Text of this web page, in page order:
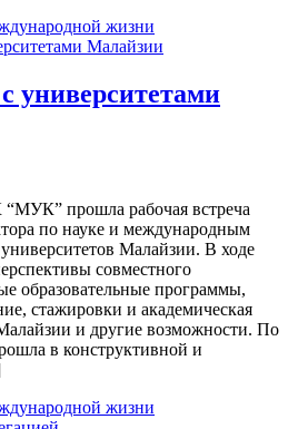
жизни
университетами
прошла рабочая встреча
по науке и международным
Малайзии. В ходе
совместного
образовательные программы,
стажировки и академическая
и другие возможности. По
в конструктивной и
жизни